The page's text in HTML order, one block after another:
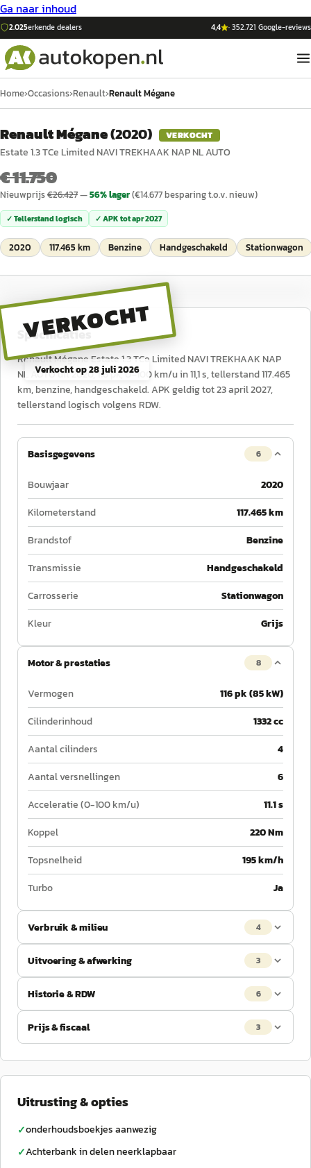
Ga naar inhoud
2.025erkende dealers 4,4 ·352.721 Google-reviews
Home›Occasions›Renault›Renault Mégane
Renault Mégane(2020) VERKOCHT
Estate 1.3 TCe Limited NAVI TREKHAAK NAP NL AUTO
€ 11.750
Nieuwprijs€26.427—56% lager(€14.677besparing t.o.v. nieuw)
✓ Tellerstand logisch ✓ APK totapr 2027
2020 117.465 km Benzine Handgeschakeld Stationwagon
VERKOCHT
Verkocht op28 juli 2026
Specificaties
Renault Mégane Estate 1.3 TCe Limited NAVI TREKHAAK NAP
NL AUTO uit 2020, 116 pk, 0–100 km/u in 11,1 s, tellerstand 117.465
km, benzine, handgeschakeld. APK geldig tot 23 april 2027,
tellerstand logisch volgens RDW.
Basisgegevens 6
Bouwjaar
2020
Kilometerstand
117.465 km
Brandstof
Benzine
Transmissie
Handgeschakeld
Carrosserie
Stationwagon
Kleur
Grijs
Motor & prestaties 8
Vermogen
116 pk (85 kW)
Cilinderinhoud
1332 cc
Aantal cilinders
4
Aantal versnellingen
6
Acceleratie (0-100 km/u)
11.1 s
Koppel
220 Nm
Topsnelheid
195 km/h
Turbo
Ja
Verbruik & milieu 4
Uitvoering & afwerking 3
Historie & RDW 6
Prijs & fiscaal 3
Uitrusting & opties
✓onderhoudsboekjes aanwezig
✓Achterbank in delen neerklapbaar